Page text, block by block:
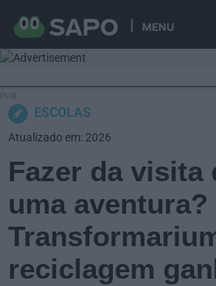
MENU
ESCOLAS
Fazer da visita
uma aventura?
reciclagem
Atualizado em: 2026